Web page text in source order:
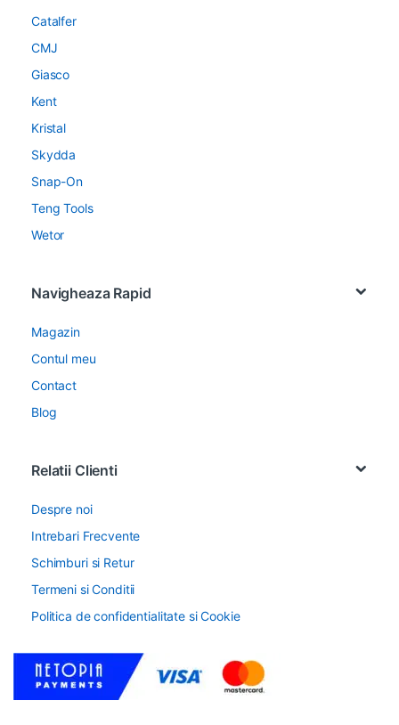
Catalfer
CMJ
Giasco
Kent
Kristal
Skydda
Snap-On
Teng Tools
Wetor
Navigheaza Rapid
Magazin
Contul meu
Contact
Blog
Relatii Clienti
Despre noi
Intrebari Frecvente
Schimburi si Retur
Termeni si Conditii
Politica de confidentialitate si Cookie